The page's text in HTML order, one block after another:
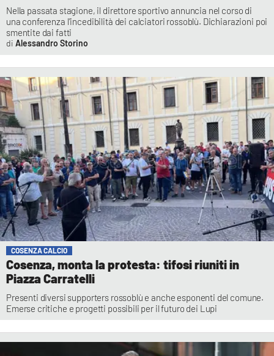
Nella passata stagione, il direttore sportivo annuncia nel corso di
una conferenza l'incedibilità dei calciatori rossoblù. Dichiarazioni poi
smentite dai fatti
Alessandro Storino
COSENZA CALCIO
Cosenza, monta la protesta: tifosi riuniti in
Piazza Carratelli
Presenti diversi supporters rossoblù e anche esponenti del comune.
Emerse critiche e progetti possibili per il futuro dei Lupi